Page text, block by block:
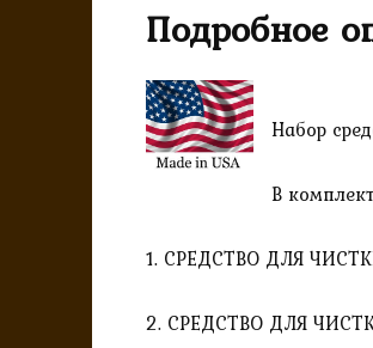
Подробное
Набор
В
1. СРЕДСТВО ДЛЯ
2. СРЕДСТВО ДЛЯ